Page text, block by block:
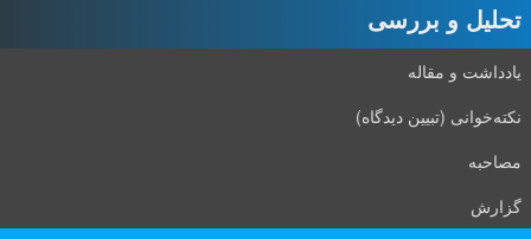
تحلیل و بررسی
یادداشت و مقاله
نکته‌خوانی (تبیین دیدگاه)
مصاحبه
گزارش